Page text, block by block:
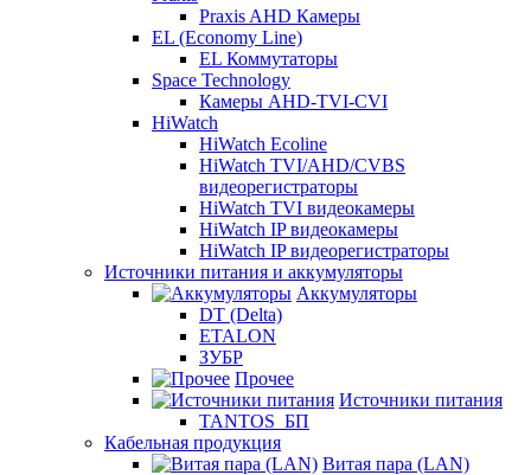
Praxis AHD Камеры
EL (Economy Line)
EL Коммутаторы
Space Technology
Камеры AHD-TVI-CVI
HiWatch
HiWatch Ecoline
HiWatch TVI/AHD/CVBS
видеорегистраторы
HiWatch TVI видеокамеры
HiWatch IP видеокамеры
HiWatch IP видеорегистраторы
Источники питания и аккумуляторы
Аккумуляторы
DT (Delta)
ETALON
ЗУБР
Прочее
Источники питания
TANTOS_БП
Кабельная продукция
Витая пара (LAN)